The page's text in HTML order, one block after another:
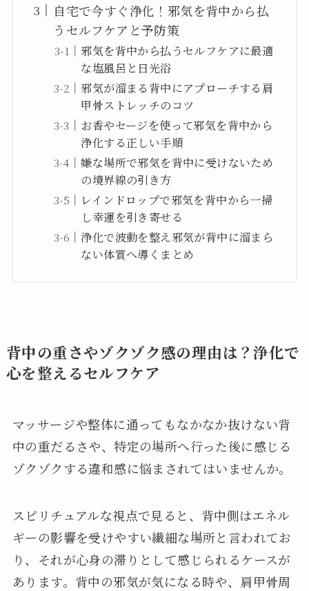
自宅で今すぐ浄化！邪気を背中から払
うセルフケアと予防策
邪気を背中から払うセルフケアに最適
な塩風呂と日光浴
邪気が溜まる背中にアプローチする肩
甲骨ストレッチのコツ
お香やセージを使って邪気を背中から
浄化する正しい手順
嫌な場所で邪気を背中に受けないため
の境界線の引き方
レインドロップで邪気を背中から一掃
し幸運を引き寄せる
浄化で波動を整え邪気が背中に溜まら
ない体質へ導くまとめ
背中の重さやゾクゾク感の理由は？浄化で
心を整えるセルフケア
マッサージや整体に通ってもなかなか抜けない背
中の重だるさや、特定の場所へ行った後に感じる
ゾクゾクする違和感に悩まされてはいませんか。
スピリチュアルな視点で見ると、背中側はエネル
ギーの影響を受けやすい繊細な場所と言われてお
り、それが心身の滞りとして感じられるケースが
あります。背中の邪気が気になる時や、肩甲骨周